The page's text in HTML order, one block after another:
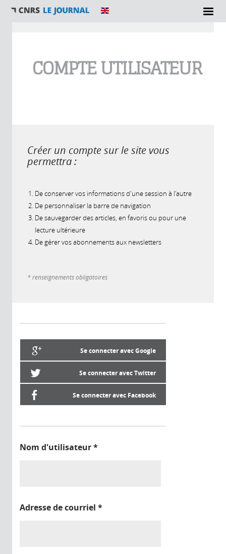
COMPTE UTILISATEUR
Créer un compte sur le site vous
permettra :
De conserver vos informations d'une session à l'autre
De personnaliser la barre de navigation
De sauvegarder des articles, en favoris ou pour une
lecture ultérieure
De gérer vos abonnements aux newsletters
* renseignements obligatoires
Se connecter avec Google
Se connecter avec Twitter
Se connecter avec Facebook
Nom d'utilisateur*
Adresse de courriel *